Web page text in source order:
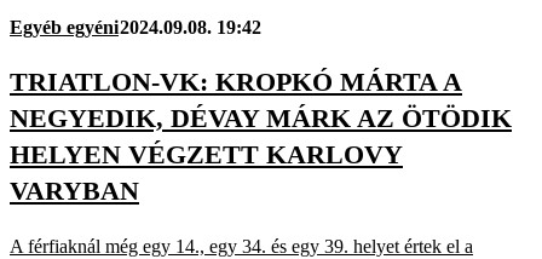
Egyéb egyéni2024.09.08. 19:42
TRIATLON-VK: KROPKÓ MÁRTA A
NEGYEDIK, DÉVAY MÁRK AZ ÖTÖDIK
HELYEN VÉGZETT KARLOVY
VARYBAN
A férfiaknál még egy 14., egy 34. és egy 39. helyet értek el a